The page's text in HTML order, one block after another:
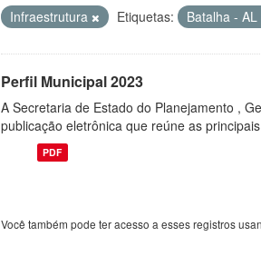
Infraestrutura
Etiquetas: Batalha - AL
Perfil Municipal 2023
A Secretaria de Estado do Planejamento ,
publicação eletrônica que reúne as
PDF
Você também pode ter acesso a esses registros